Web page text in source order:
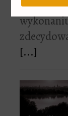
[...]